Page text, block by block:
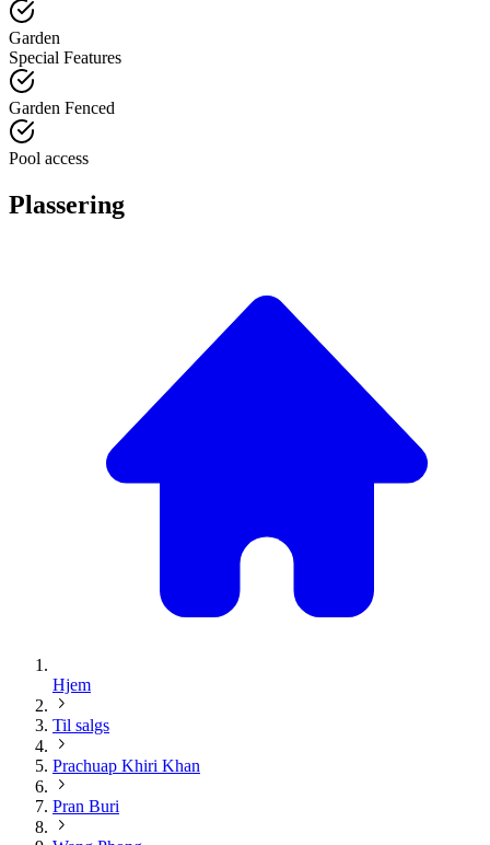
Garden
Special Features
Garden Fenced
Pool access
Plassering
Hjem
Til salgs
Prachuap Khiri Khan
Pran Buri